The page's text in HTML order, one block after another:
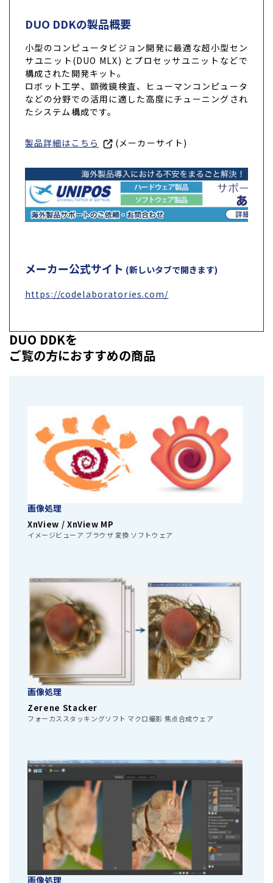
DUO DDKの製品概要
小型のコンピュータビジョン開発に最適な超小型セン
サユニット(DUO MLX) とプロセッサユニットなどで
構成された開発キット。
ロボット工学、顕微鏡検査、ヒューマンコンピュータ
などの分野での活用に適した高度にチューニングされ
たシステム構成です。
製品詳細はこちら (メーカーサイト)
メーカー公式サイト (新しいタブで開きます)
https://codelaboratories.com/
DUO DDKを
ご覧の方におすすめの商品
画像処理
XnView / XnView MP
イメージビューア ブラウザ 変換 ソフトウェア
画像処理
Zerene Stacker
フォーカススタッキングソフト マクロ撮影 焦点合成ウェア
画像処理